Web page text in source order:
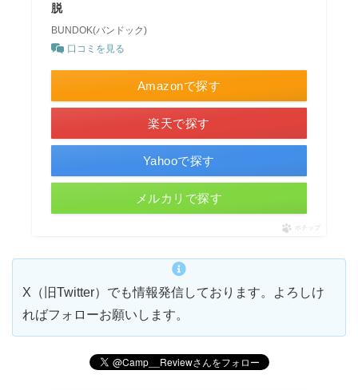
脱
BUNDOK(バンドック)
口コミを見る
Amazonで探す
楽天で探す
Yahooで探す
メルカリで探す
ポチップ
X（旧Twitter）でも情報発信しております。よろしけ
ればフォローお願いします。